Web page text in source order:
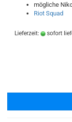
mögliche
Riot Squad
Lieferzeit: sofort